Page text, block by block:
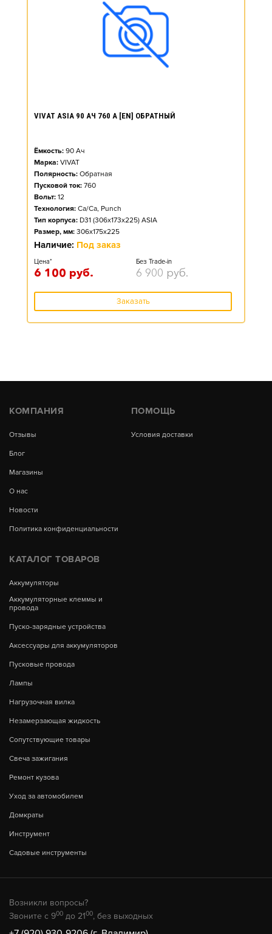
VIVAT ASIA 90 АЧ 760 А [EN] ОБРАТНЫЙ
Ёмкость: 90 Ач
Марка: VIVAT
Полярность: Обратная
Пусковой ток: 760
Вольт: 12
Технология: Ca/Ca, Punch
Тип корпуса: D31 (306x173x225) ASIA
Размер, мм: 306x175x225
Наличие: Под заказ
Цена*
6 100 руб.
Без Trade-in
6 900 руб.
Заказать
КОМПАНИЯ
Отзывы
Блог
Магазины
О нас
Новости
Политика конфиденциальности
ПОМОЩЬ
Условия доставки
КАТАЛОГ ТОВАРОВ
Аккумуляторы
Аккумуляторные клеммы и
провода
Пуско-зарядные устройства
Аксессуары для аккумуляторов
Пусковые провода
Лампы
Нагрузочная вилка
Незамерзающая жидкость
Сопутствующие товары
Свеча зажигания
Ремонт кузова
Уход за автомобилем
Домкраты
Инструмент
Садовые инструменты
Возникли вопросы?
Звоните с 900 до 2100, без выходных